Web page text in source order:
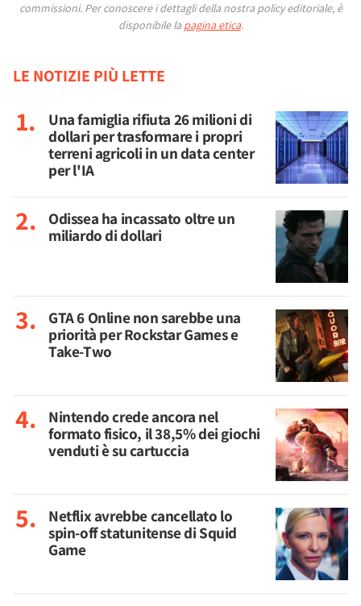
commissioni. Per conoscere i dettagli della nostra policy editoriale, è
disponibile la pagina etica.
LE NOTIZIE PIÙ LETTE
Una famiglia rifiuta 26 milioni di
dollari per trasformare i propri
terreni agricoli in un data center
per l'IA
Odissea ha incassato oltre un
miliardo di dollari
GTA 6 Online non sarebbe una
priorità per Rockstar Games e
Take-Two
Nintendo crede ancora nel
formato fisico, il 38,5% dei giochi
venduti è su cartuccia
Netflix avrebbe cancellato lo
spin-off statunitense di Squid
Game